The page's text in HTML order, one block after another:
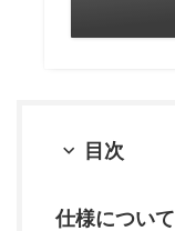
目次
仕様について